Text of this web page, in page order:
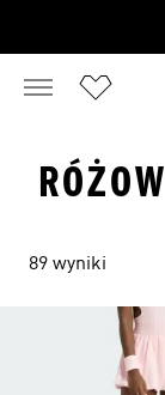
89 wyniki